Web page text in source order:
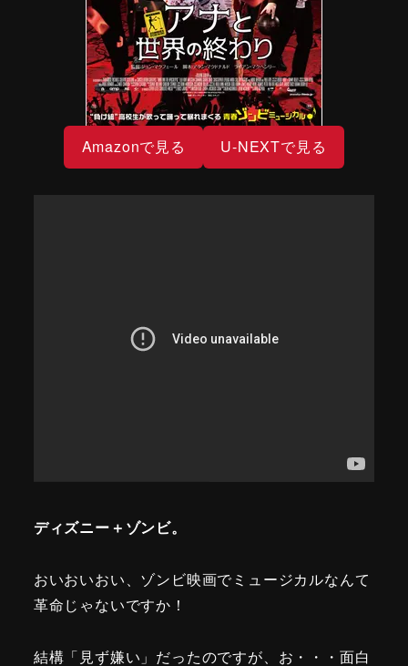
Amazonで見る U-NEXTで見る
ディズニー＋ゾンビ。
おいおいおい、ゾンビ映画でミュージカルなんて
革命じゃないですか！
結構「見ず嫌い」だったのですが、お・・・面白